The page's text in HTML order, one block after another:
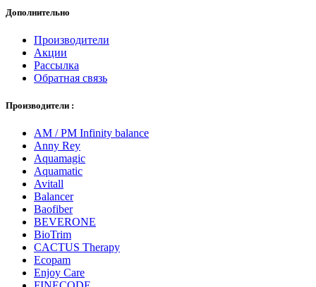
Дополнительно
Производители
Акции
Рассылка
Обратная связь
Производители :
AM / PM Infinity balance
Anny Rey
Aquamagic
Aquamatic
Avitall
Balancer
Baofiber
BEVERONE
BioTrim
CACTUS Therapy
Ecopam
Enjoy Care